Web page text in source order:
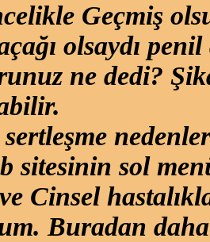
Geçmiş
olsaydı
ne dedi?
sitesinin sol
Cinsel
Buradan